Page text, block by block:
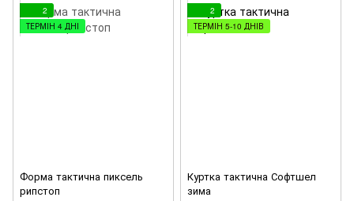
2
ТЕРМІН 4 ДНІ
Форма тактична пиксель
рипстоп
2
ТЕРМІН 5-10 ДНІВ
Куртка тактична Софтшел
зима